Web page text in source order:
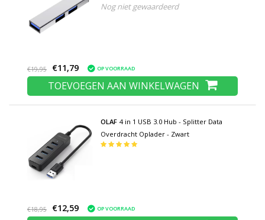
- Zilver
Nog niet gewaardeerd
€19,95 €11,79 OP VOORRAAD
TOEVOEGEN AAN WINKELWAGEN
OLAF 4 in 1 USB 3.0 Hub - Splitter Data
Overdracht Oplader - Zwart
€18,95 €12,59 OP VOORRAAD